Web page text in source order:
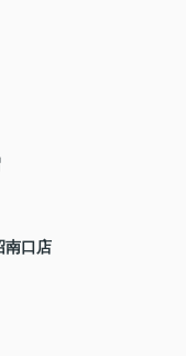
南口店